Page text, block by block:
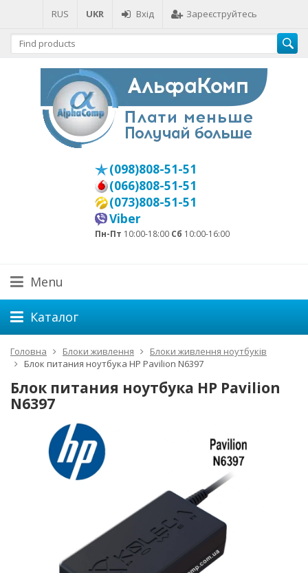
RUS UKR Вхід Зареєструйтесь
(098)808-51-51
(066)808-51-51
(073)808-51-51
Viber
Пн-Пт 10:00-18:00 Сб 10:00-16:00
Menu
Каталог
Головна Блоки живлення
Блоки живлення ноутбуків
Блок питания ноутбука HP Pavilion N6397
Блок питания ноутбука HP Pavilion
N6397